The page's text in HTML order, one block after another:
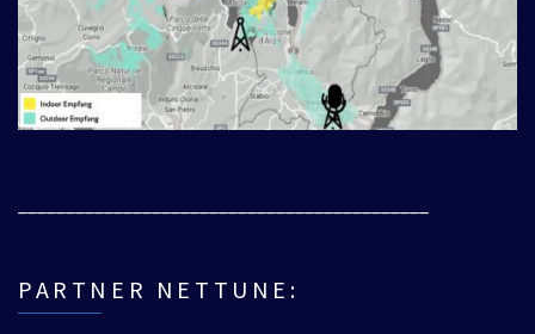
PARTNER NETTUNE: